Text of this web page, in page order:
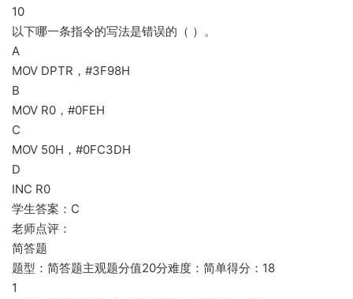
10
以下哪一条指令的写法是错误的（ ）。
A
MOV DPTR，#3F98H
B
MOV R0，#0FEH
C
MOV 50H，#0FC3DH
D
INC R0
学生答案：C
老师点评：
简答题
题型：简答题主观题分值20分难度：简单得分：18
1